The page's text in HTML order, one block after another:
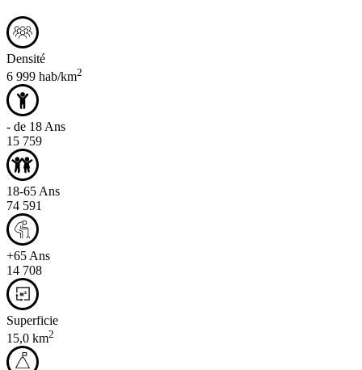
Densité
6 999 hab/km2
- de 18 Ans
15 759
18-65 Ans
74 591
+65 Ans
14 708
Superficie
15,0 km2